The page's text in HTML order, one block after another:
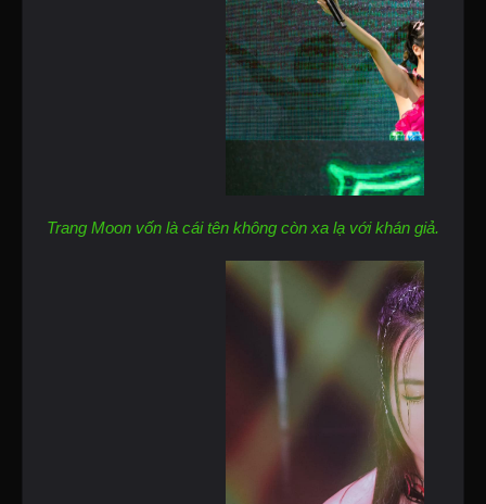
Trang Moon vốn là cái tên không còn xa lạ với khán giả.